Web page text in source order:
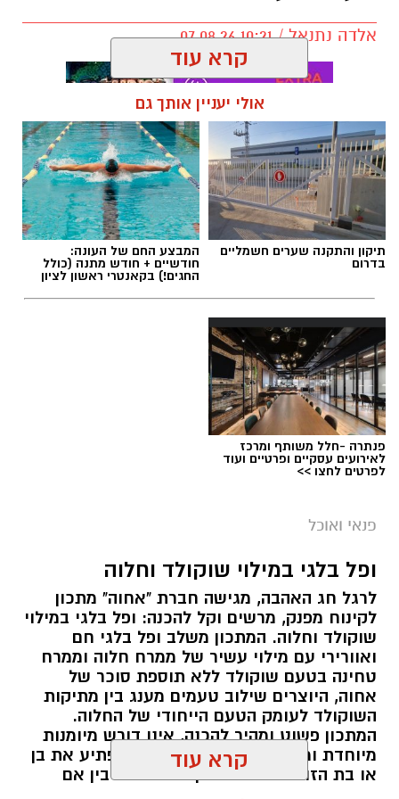
אלדה נתנאל / 10:21 07.08.26
תגים:חביתת ירק
מצרכים (ל-2 מנות)
½ פלפל אדום, חתוך לקוביות קטנות
½ פלפל צהוב, חתוך לקוביות קטנות
¼ פלפל ירוק, חתוך לקוביות קטנות
½ בצל קטן קצוץ דק (לא חובה)
2 כפות פטרוזיליה קצוצה
2 כפות עירית קצוצה
2 כפות גבינה בולגרית מפוררת (לא חובה)
½ כפית פפריקה מתוקה
קורט כורכום (לצבע)
קרא עוד
אולי יעניין אותך גם
תיקון והתקנה שערים חשמליים
בדרום
המבצע החם של העונה:
חודשיים + חודש מתנה (כולל
החגים!) בקאנטרי ראשון לציון
פנתרה -חלל משותף ומרכז
לאירועים עסקיים ופרטיים ועוד
לפרטים לחצו >>
פנאי ואוכל
ופל בלגי במילוי שוקולד וחלוה
לרגל חג האהבה, מגישה חברת "אחוה" מתכון
לקינוח מפנק, מרשים וקל להכנה: ופל בלגי במילוי
שוקולד וחלוה. המתכון משלב ופל בלגי חם
ואוורירי עם מילוי עשיר של ממרח חלוה וממרח
טחינה בטעם שוקולד ללא תוספת סוכר של
אחוה, היוצרים שילוב טעמים מענג בין מתיקות
השוקולד לעומק הטעם הייחודי של החלוה.
המתכון פשוט ומהיר להכנה, אינו דורש מיומנות
מיוחדת ומתאים לכל מי שמעוניין להפתיע את בן
או בת הזוג במחווה מתוקה ומיוחדת. בין אם
מדובר בארוחת בוקר מפנקת, קינוח לארוחה
קרא עוד